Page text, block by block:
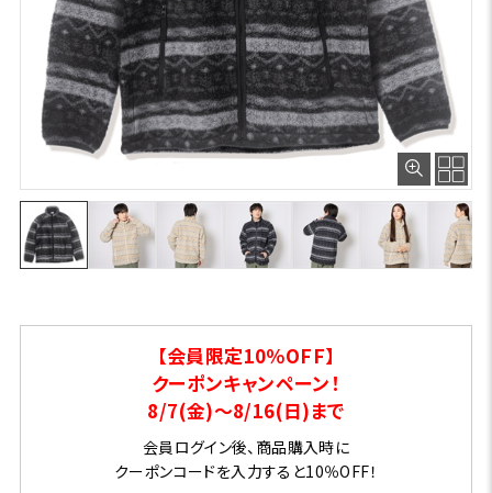
【会員限定10％OFF】
クーポンキャンペーン！
8/7(金)～8/16(日)まで
会員ログイン後、商品購入時に
クーポンコードを入力すると10％OFF！